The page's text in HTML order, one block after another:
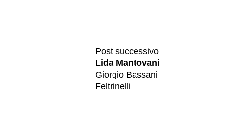
Post successivo
Lida Mantovani
Giorgio Bassani
Feltrinelli